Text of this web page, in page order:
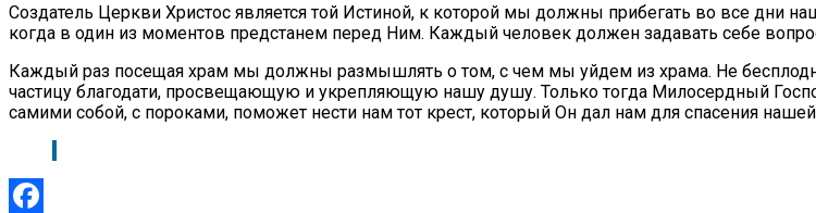
Создатель Церкви Христос является той Истиной, к которой мы должны прибегать во все
когда в один из моментов предстанем перед Ним. Каждый человек должен задавать себе
Каждый раз посещая храм мы должны размышлять о том, с чем мы уйдем из храма. Не
частицу благодати, просвещающую и укрепляющую нашу душу. Только тогда Милосердный
самими собой, с пороками, поможет нести нам тот крест, который Он дал нам для спасения